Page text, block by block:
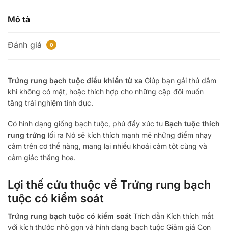
không?
lượng
Mô tả
Đánh giá 0
Trứng rung bạch tuộc điều khiển từ xa Giúp bạn gái thủ dâm
khi không có mặt, hoặc thích hợp cho những cặp đôi muốn
tăng trải nghiệm tình dục.
Có hình dạng giống bạch tuộc, phủ đầy xúc tu Bạch tuộc thích
rung trứng lối ra Nó sẽ kích thích mạnh mẽ những điểm nhạy
cảm trên cơ thể nàng, mang lại nhiều khoái cảm tột cùng và
cảm giác thăng hoa.
Lợi thế cứu thuộc về Trứng rung bạch
tuộc có kiểm soát
Trứng rung bạch tuộc có kiểm soát Trích dẫn Kích thích mắt
với kích thước nhỏ gọn và hình dạng bạch tuộc Giảm giá Con